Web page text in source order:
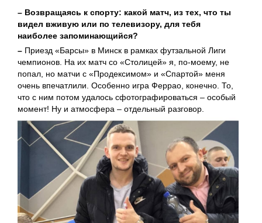
– Возвращаясь к спорту: какой матч, из тех, что ты
видел вживую или по телевизору, для тебя
наиболее запоминающийся?
– Приезд «Барсы» в Минск в рамках футзальной Лиги
чемпионов. На их матч со «Столицей» я, по-моему, не
попал, но матчи с «Продексимом» и «Спартой» меня
очень впечатлили. Особенно игра Феррао, конечно. То,
что с ним потом удалось сфотографироваться – особый
момент! Ну и атмосфера – отдельный разговор.